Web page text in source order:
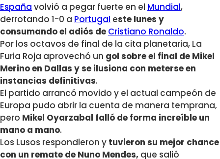
España volvió a pegar fuerte en el Mundial,
derrotando 1-0 a Portugal este lunes y
consumando el adiós de Cristiano Ronaldo.
Por los octavos de final de la cita planetaria, La
Furia Roja aprovechó un gol sobre el final de Mikel
Merino en Dallas y se ilusiona con meterse en
instancias definitivas.
El partido arrancó movido y el actual campeón de
Europa pudo abrir la cuenta de manera temprana,
pero Mikel Oyarzabal falló de forma increíble un
mano a mano.
Los Lusos respondieron y tuvieron su mejor chance
con un remate de Nuno Mendes, que salió